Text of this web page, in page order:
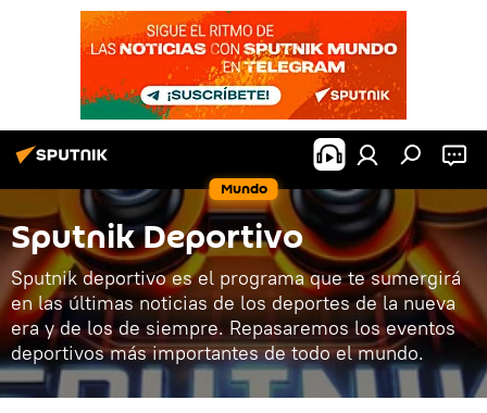
Mundo
Sputnik Deportivo
Sputnik deportivo es el programa que te sumergirá
en las últimas noticias de los deportes de la nueva
era y de los de siempre. Repasaremos los eventos
deportivos más importantes de todo el mundo.